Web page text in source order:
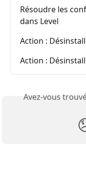
Résoudre les
dans Level
Action :
Action :
Avez-vous